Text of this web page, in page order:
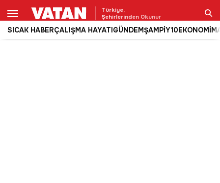
Türkiye,
Şehirlerinden Okunur
SICAK HABERÇALIŞMA HAYATIGÜNDEMŞAMPİY10EKONOMİ
Ara